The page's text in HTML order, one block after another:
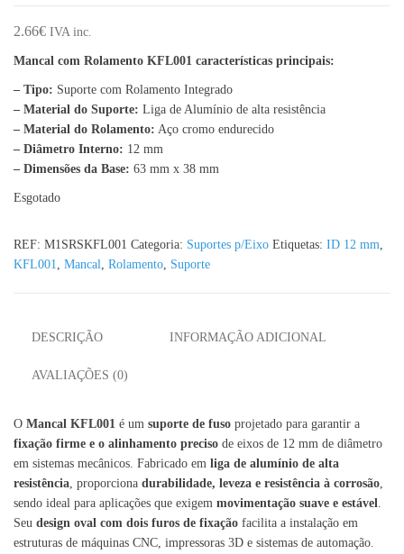
2.66€ IVA inc.
Mancal com Rolamento KFL001 características principais:
– Tipo: Suporte com Rolamento Integrado
– Material do Suporte: Liga de Alumínio de alta resistência
– Material do Rolamento: Aço cromo endurecido
– Diâmetro Interno: 12 mm
– Dimensões da Base: 63 mm x 38 mm
Esgotado
REF: M1SRSKFL001 Categoria: Suportes p/Eixo Etiquetas: ID 12 mm
KFL001
Mancal Rolamento Suporte
DESCRIÇÃO INFORMAÇÃO ADICIONAL
AVALIAÇÕES (0)
O Mancal KFL001 é um suporte de fuso projetado para garantir a
fixação firme e o alinhamento preciso de eixos de 12 mm de diâmetro
em sistemas mecânicos. Fabricado em liga de alumínio de alta
resistência, proporciona durabilidade, leveza e resistência à corrosão,
sendo ideal para aplicações que exigem movimentação suave e estável.
Seu design oval com dois furos de fixação facilita a instalação em
estruturas de máquinas CNC, impressoras 3D e sistemas de automação.